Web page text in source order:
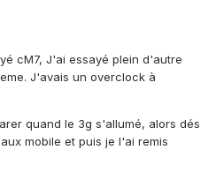
cM7, J'ai essayé plein d'autre
J'avais un overclock à
quand le 3g s'allumé, alors dés
mobile et puis je l'ai remis